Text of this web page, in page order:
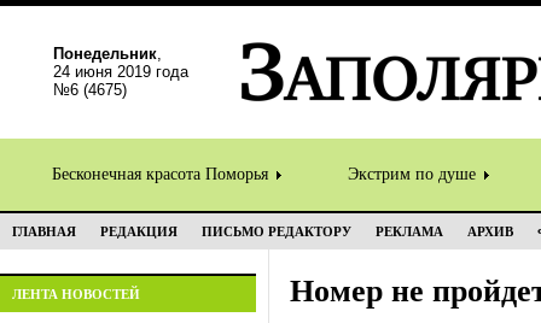
Понедельник,
24 июня 2019 года
№6 (4675)
Бесконечная красота Поморья Экстрим по душе
ГЛАВНАЯ РЕДАКЦИЯ ПИСЬМО РЕДАКТОРУ РЕКЛАМА АРХИВ
ЛЕНТА НОВОСТЕЙ Номер не